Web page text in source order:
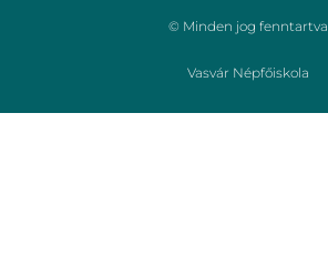
© Minden jog fenntartva
Vasvár Népfőiskola